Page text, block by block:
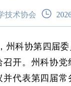
技术协会
州科协第四届
召开。州科协党
并代表第四届常